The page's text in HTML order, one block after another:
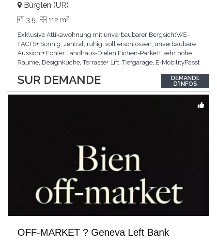
SUR DEMANDE
Bürglen (UR)
3.5 112 m2
Exklusive Attikawohnung mit unverbaubarer BergsichtWE-
FACTS+ Sonnig, zentral, ruhig, voll erschlossen, unverbaubare
Aussicht+ Echter Landhaus-Dielen Eichen-Parkett, sehr hohe
Räume, Designküche, Terrasse+ Lift, Tiefgarage, E-MobilityPasst
ArchitekturKLARTEXT: Grosszügig, sonnig und kompromisslos
hochwertig mit Logenplatz.Interessiert?...
DEMANDE
D'INFOS
OFF-MARKET ? Geneva Left Bank